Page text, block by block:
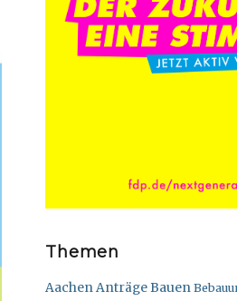
Themen
AachenAnträgeBauen